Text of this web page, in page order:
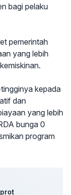
bagi pelaku
pemerintah
yang lebih
kepada
dan
yang lebih
bunga 0
program